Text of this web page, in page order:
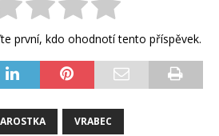
první, kdo ohodnotí tento příspěvek.
VRABEC